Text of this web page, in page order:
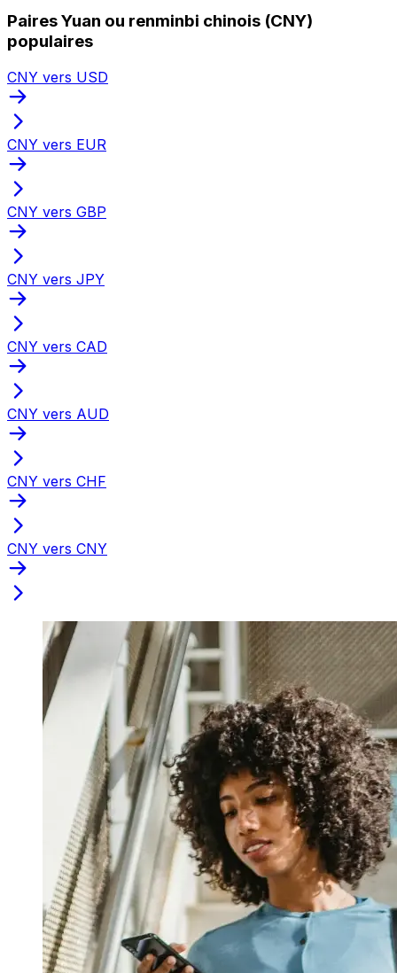
Paires Yuan ou renminbi chinois (CNY)
populaires
CNY vers USD
CNY vers EUR
CNY vers GBP
CNY vers JPY
CNY vers CAD
CNY vers AUD
CNY vers CHF
CNY vers CNY